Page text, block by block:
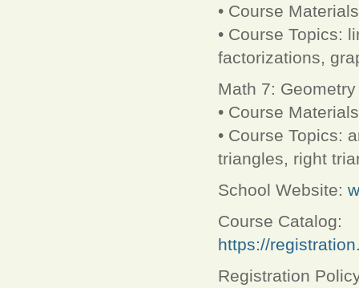
• Course
• Course Topics:
factorizations,
Math 7: Geometry
• Course
• Course Topics:
triangles, right
School Website:
Course Catalog:
https://
Registration